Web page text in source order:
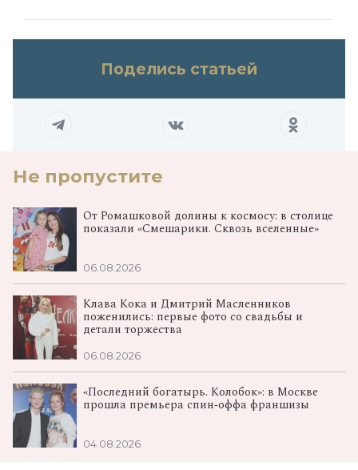
Поделись статьей
Не пропустите
От Ромашковой долины к космосу: в столице
показали «Смешарики. Сквозь вселенные»
06.08.2026
Клава Кока и Дмитрий Масленников
поженились: первые фото со свадьбы и
детали торжества
06.08.2026
«Последний богатырь. Колобок»: в Москве
прошла премьера спин‑оффа франшизы
04.08.2026